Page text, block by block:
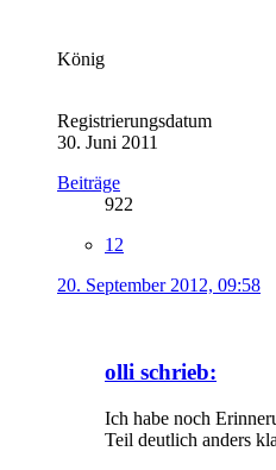
König
Registrierungsdatum
30. Juni 2011
Beiträge
922
12
20. September 2012, 09:58
olli schrieb:
Ich habe noch
Teil deutlich anders